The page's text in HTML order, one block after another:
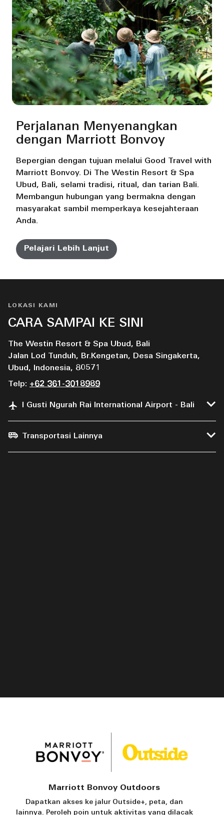
Perjalanan Menyenangkan
dengan Marriott Bonvoy
Bepergian dengan tujuan melalui Good Travel with
Marriott Bonvoy. Di The Westin Resort & Spa
Ubud, Bali, selami tradisi, ritual, dan tarian Bali.
Membangun hubungan yang bermakna dengan
masyarakat sambil memperkaya kesejahteraan
Anda.
Pelajari Lebih Lanjut
LOKASI KAMI
CARA SAMPAI KE SINI
The Westin Resort & Spa Ubud, Bali
Jalan Lod Tunduh, Br.Kengetan, Desa Singakerta,
Ubud, Indonesia, 80571
Telp: +62 361-3018989
I Gusti Ngurah Rai International Airport - Bali
Transportasi Lainnya
Marriott Bonvoy Outdoors
Dapatkan akses ke jalur Outside+, peta, dan
lainnya. Peroleh poin untuk aktivitas yang dilacak